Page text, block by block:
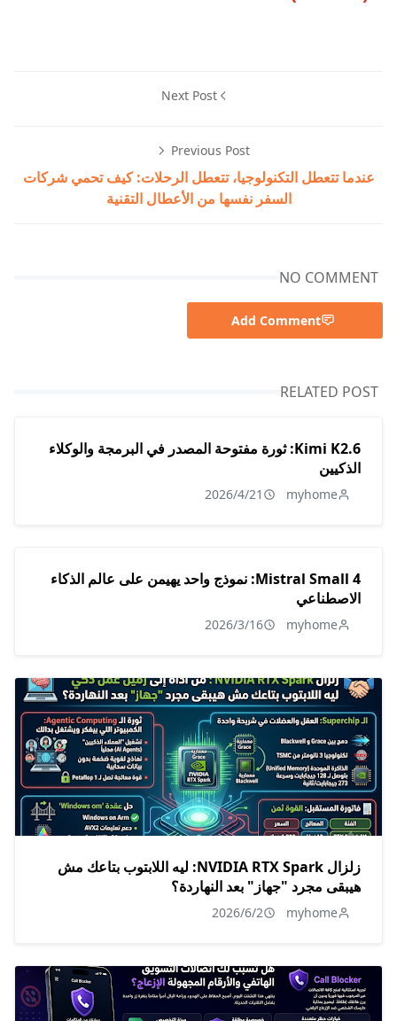
Next Post
Previous Post
عندما تتعطل التكنولوجيا، تتعطل الرحلات: كيف تحمي شركات
السفر نفسها من الأعطال التقنية
NO COMMENT
Add Comment
RELATED POST
Kimi K2.6: ثورة مفتوحة المصدر في البرمجة والوكلاء
الذكيين
myhome
2026/4/21
Mistral Small 4: نموذج واحد يهيمن على عالم الذكاء
الاصطناعي
myhome
2026/3/16
زلزال NVIDIA RTX Spark: ليه اللابتوب بتاعك مش
هيبقى مجرد "جهاز" بعد النهاردة؟
myhome
2026/6/2